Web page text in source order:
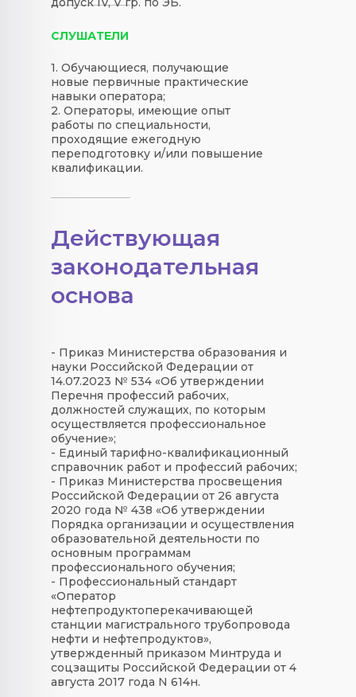
СЛУШАТЕЛИ
1. Обучающиеся, получающие
новые первичные практические
навыки оператора;
2. Операторы, имеющие опыт
работы по специальности,
проходящие ежегодную
переподготовку и/или повышение
квалификации.
Действующая
законодательная
основа
- Приказ Министерства образования и
науки Российской Федерации от
14.07.2023 № 534 «Об утверждении
Перечня профессий рабочих,
должностей служащих, по которым
осуществляется профессиональное
обучение»;
- Единый тарифно-квалификационный
справочник работ и профессий рабочих;
- Приказ Министерства просвещения
Российской Федерации от 26 августа
2020 года № 438 «Об утверждении
Порядка организации и осуществления
образовательной деятельности по
основным программам
профессионального обучения;
- Профессиональный стандарт
«Оператор
нефтепродуктоперекачивающей
станции магистрального трубопровода
нефти и нефтепродуктов»,
утвержденный приказом Минтруда и
соцзащиты Российской Федерации от 4
августа 2017 года N 614н.